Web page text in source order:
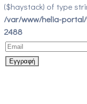
($haystack) of type
/var/www/helia-
2488